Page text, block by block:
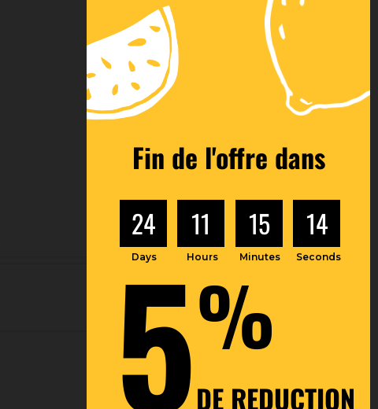
5%
DE REDUCTION
Fin de l'offre dans
24 11 15 13
Days Hours Minutes Seconds